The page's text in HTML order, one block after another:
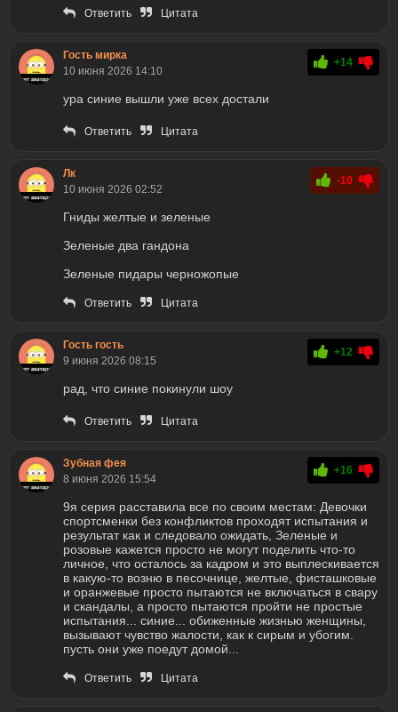
Ответить Цитата
Гость мирка
10 июня 2026 14:10
+14
ура синие вышли уже всех достали
Ответить Цитата
Лк
10 июня 2026 02:52
-10
Гниды желтые и зеленые
Зеленые два гандона
Зеленые пидары черножопые
Ответить Цитата
Гость гость
9 июня 2026 08:15
+12
рад, что синие покинули шоу
Ответить Цитата
Зубная фея
8 июня 2026 15:54
+16
9я серия расставила все по своим местам: Девочки
спортсменки без конфликтов проходят испытания и
результат как и следовало ожидать, Зеленые и
розовые кажется просто не могут поделить что-то
личное, что осталось за кадром и это выплескивается
в какую-то возню в песочнице, желтые, фисташковые
и оранжевые просто пытаются не включаться в свару
и скандалы, а просто пытаются пройти не простые
испытания... синие... обиженные жизнью женщины,
вызывают чувство жалости, как к сирым и убогим.
пусть они уже поедут домой...
Ответить Цитата